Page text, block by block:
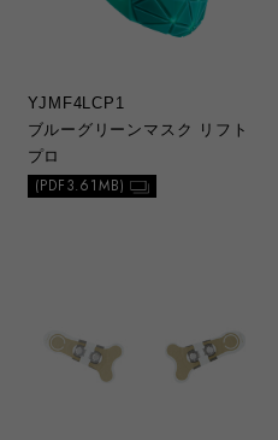
YJMF4LCP1
ブルーグリーンマスク リフト
プロ
(PDF3.61MB)